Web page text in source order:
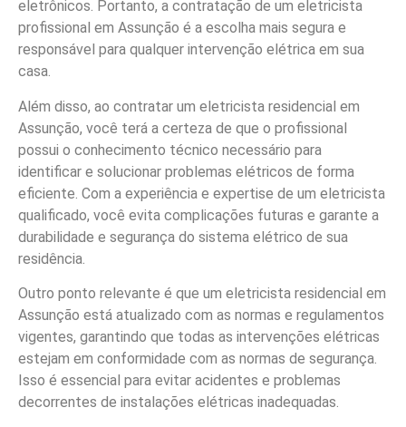
eletrônicos. Portanto, a contratação de um eletricista
profissional em Assunção é a escolha mais segura e
responsável para qualquer intervenção elétrica em sua
casa.
Além disso, ao contratar um eletricista residencial em
Assunção, você terá a certeza de que o profissional
possui o conhecimento técnico necessário para
identificar e solucionar problemas elétricos de forma
eficiente. Com a experiência e expertise de um eletricista
qualificado, você evita complicações futuras e garante a
durabilidade e segurança do sistema elétrico de sua
residência.
Outro ponto relevante é que um eletricista residencial em
Assunção está atualizado com as normas e regulamentos
vigentes, garantindo que todas as intervenções elétricas
estejam em conformidade com as normas de segurança.
Isso é essencial para evitar acidentes e problemas
decorrentes de instalações elétricas inadequadas.